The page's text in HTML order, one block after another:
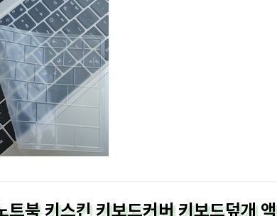
북 키스킨 키보드커버 키보드덮개 액